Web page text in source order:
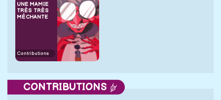
UNE MAMIE
TRÈS TRÈS
MÉCHANTE
Contributions
CONTRIBUTIONS